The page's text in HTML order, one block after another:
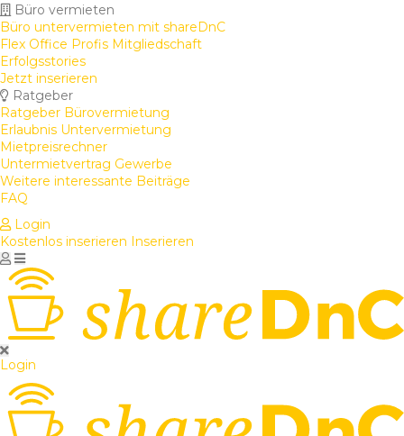
Büro vermieten
Büro untervermieten mit shareDnC
Flex Office Profis Mitgliedschaft
Erfolgsstories
Jetzt inserieren
Ratgeber
Ratgeber Bürovermietung
Erlaubnis Untervermietung
Mietpreisrechner
Untermietvertrag Gewerbe
Weitere interessante Beiträge
FAQ
Login
Kostenlos inserieren Inserieren
Login